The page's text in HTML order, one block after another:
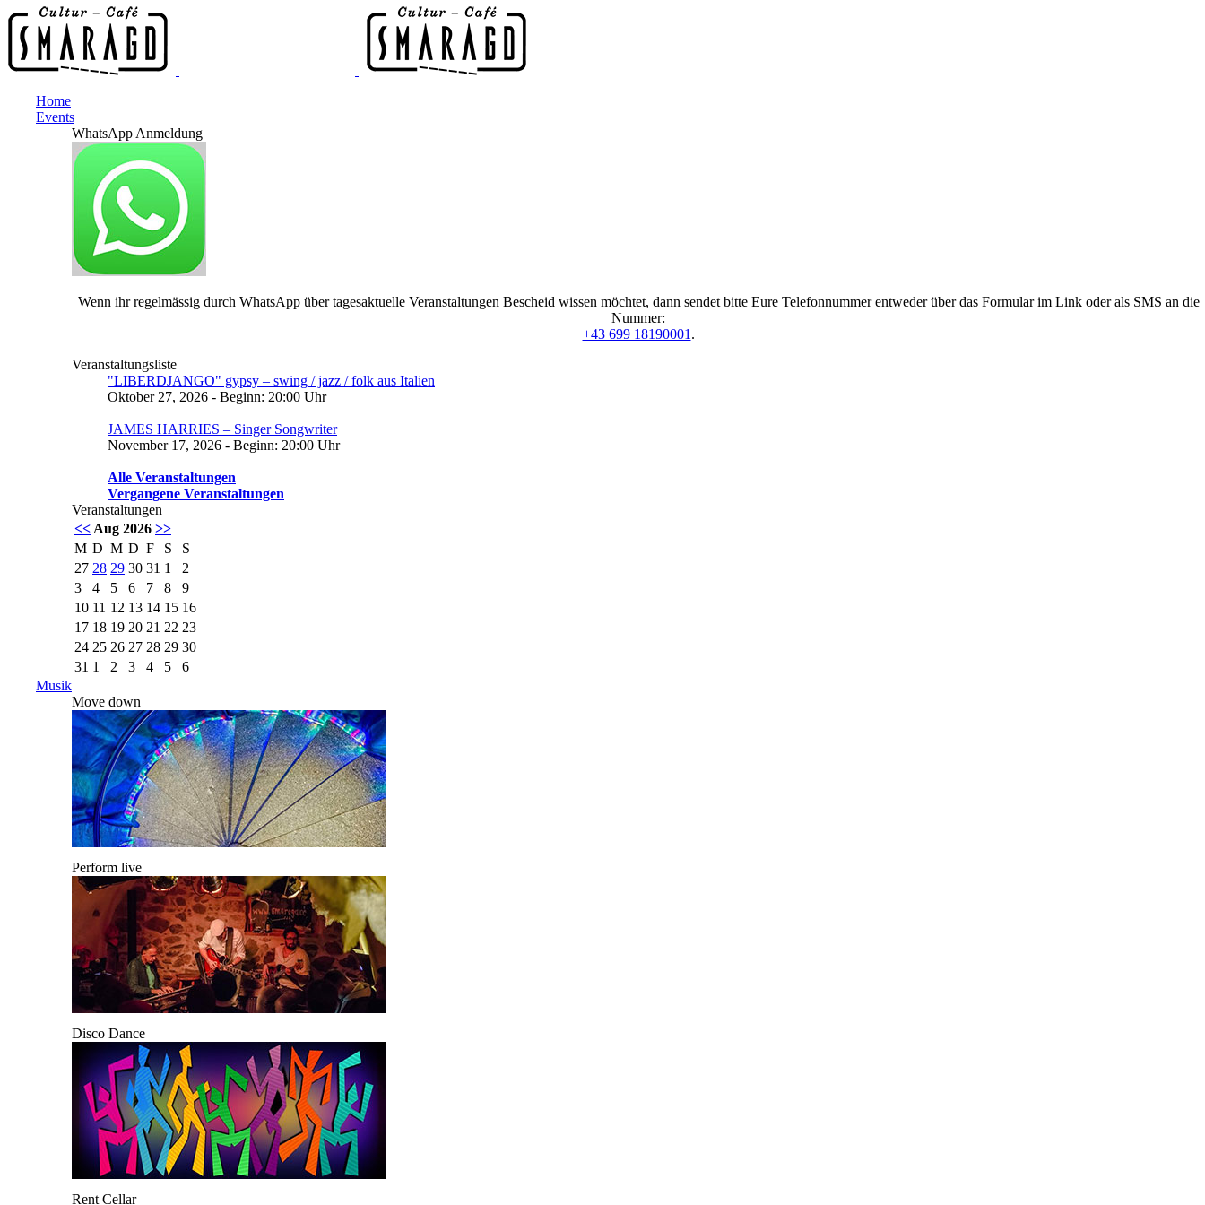
Home
Events
WhatsApp Anmeldung
Wenn ihr regelmässig durch WhatsApp über tagesaktuelle Veranstaltungen Bescheid wissen möchtet, dann sendet bitte Eure Telefonnummer entweder über das Formular im Link oder als SMS an die
Nummer:
+43 699 18190001 .
Veranstaltungsliste
"LIBERDJANGO" gypsy – swing / jazz / folk aus Italien
Oktober 27, 2026 - Beginn: 20:00 Uhr
JAMES HARRIES – Singer Songwriter
November 17, 2026 - Beginn: 20:00 Uhr
Alle Veranstaltungen
Vergangene Veranstaltungen
Veranstaltungen
<< Aug 2026 >>
M D M D F S
S
27 28 29 30 31 1
2
3
4 5 6 7 8
9
10 11 12 13 14 15 16
17 18 19 20 21 22 23
24 25 26 27 28 29 30
31 1 2 3 4 5
6
Musik
Move down
Perform live
Disco Dance
Rent Cellar